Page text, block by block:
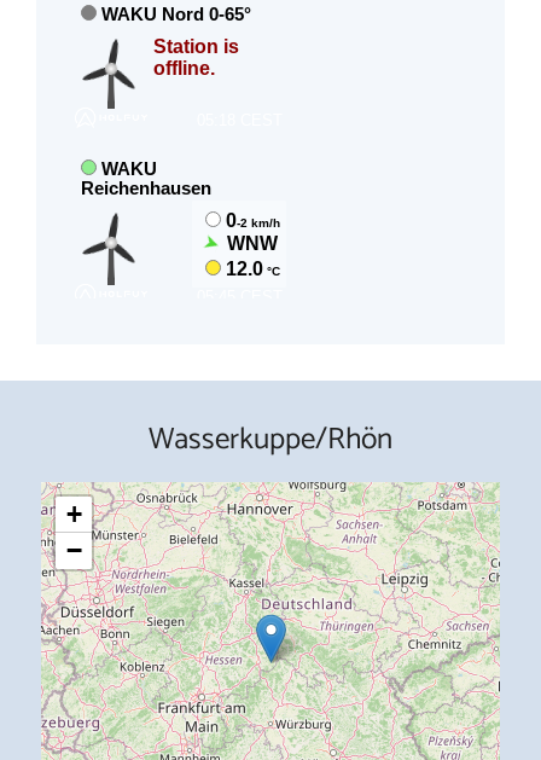
Wasserkuppe/Rhön
+
−